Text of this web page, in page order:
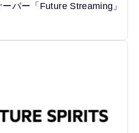
バー「Future Streaming」